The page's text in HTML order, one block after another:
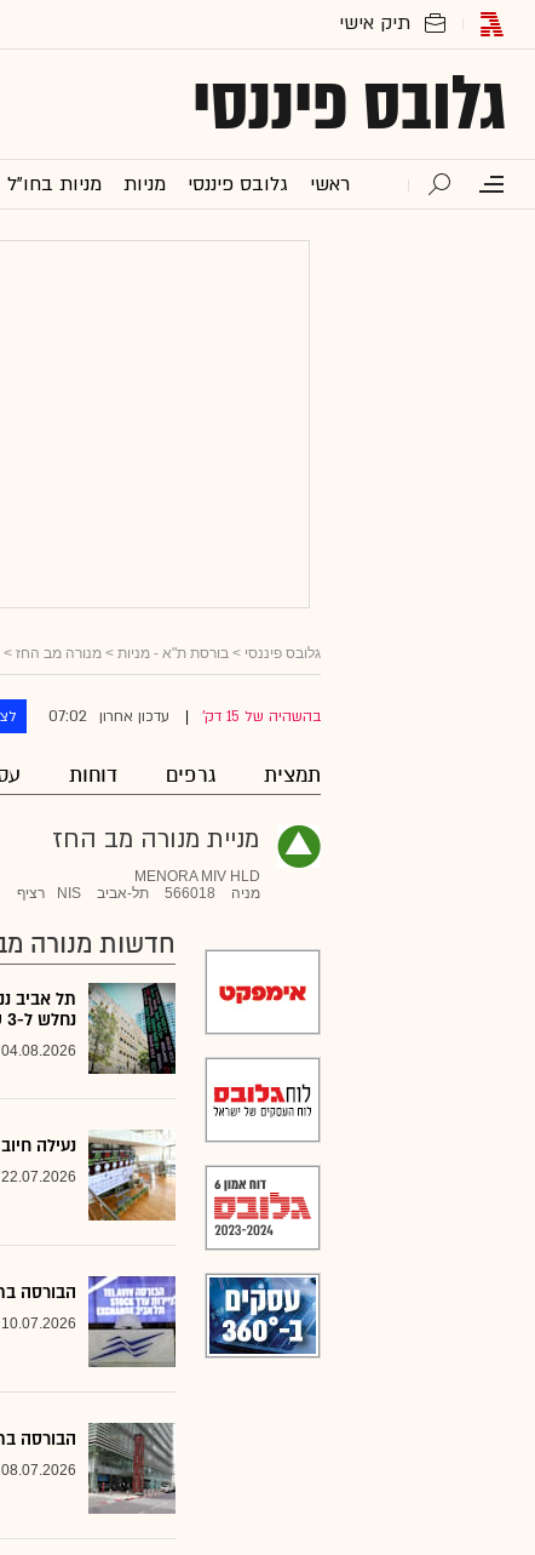
גלובס פיננסי
ראשי גלובס פיננסי מניות מניות בחו"ל
גלובס פיננסי > בורסת ת"א - מניות > מנורה מב החז >
בהשהיה של 15 דק' עדכון אחרון 07:02
תמצית גרפים דוחות
מניית מנורה מב החז
MENORA MIV HLD
מניה
566018 תל-אביב NIS רציף
חדשות מנורה
תל אביב
נחלש ל-3 שקלים
04.08.2026
נעילה
22.07.2026
הבורסה
10.07.2026
הבורסה
08.07.2026